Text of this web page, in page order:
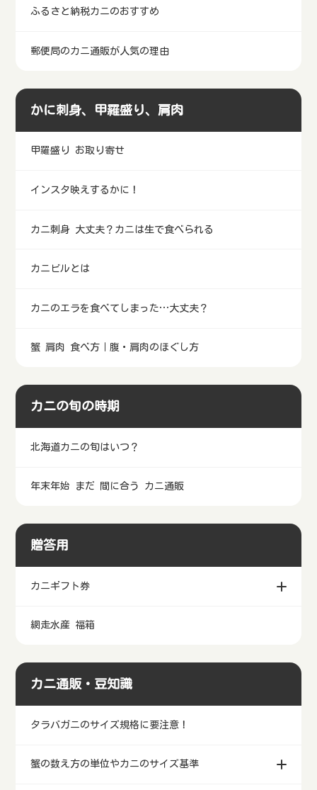
ふるさと納税カニのおすすめ
郵便局のカニ通販が人気の理由
かに刺身、甲羅盛り、肩肉
甲羅盛り お取り寄せ
インスタ映えするかに！
カニ刺身 大丈夫？カニは生で食べられる
カニビルとは
カニのエラを食べてしまった…大丈夫？
蟹 肩肉 食べ方｜腹・肩肉のほぐし方
カニの旬の時期
北海道カニの旬はいつ？
年末年始 まだ 間に合う カニ通販
贈答用
カニギフト券
網走水産 福箱
カニ通販・豆知識
タラバガニのサイズ規格に要注意！
蟹の数え方の単位やカニのサイズ基準